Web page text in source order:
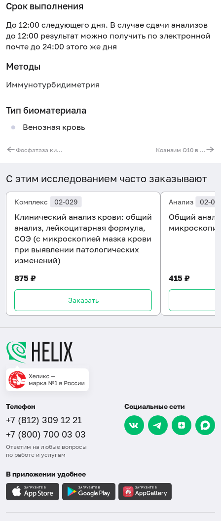
Срок выполнения
До 12:00 следующего дня. В случае сдачи анализов
до 12:00 результат можно получить по электронной
почте до 24:00 этого же дня
Методы
Иммунотурбидиметрия
Тип биоматериала
Венозная кровь
Фосфатаза кислая общая Коэнзим Q10 в крови
С этим исследованием часто заказывают
Комплекс 02-029
Клинический анализ крови: общий
анализ, лейкоцитарная формула,
СОЭ (с микроскопией мазка крови
при выявлении патологических
изменений)
875 ₽
Заказать
Анализ 02-
Общий
415 ₽
Телефон
+7 (812) 309 12 21
+7 (800) 700 03 03
Ответим на любые вопросы
по работе и услугам
Социальные сети
В приложении удобнее